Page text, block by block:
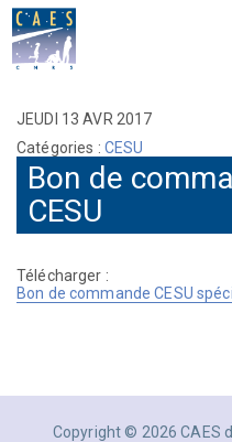
JEUDI 13 AVR 2017
Catégories : CESU
Bon de
CESU
Télécharger :
Bon de commande CESU
Copyright © 2026 CAES